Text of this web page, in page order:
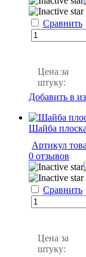
Сравнить
Цена за
штуку:
Добавить в
Шайба
Артикул
0 отзывов
Сравнить
Цена за
штуку: